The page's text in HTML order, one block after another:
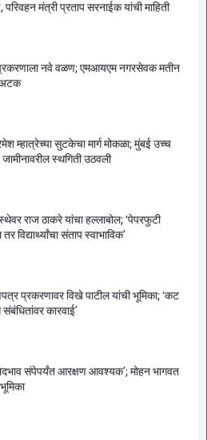
परिवहन मंत्री प्रताप सरनाईक यांची माहिती
नवे वळण; एमआयएम नगरसेवक मतीन
अटक
म्हात्रेच्या सुटकेचा मार्ग मोकळा; मुंबई उच्च
जामीनावरील स्थगिती उठवली
राज ठाकरे यांचा हल्लाबोल; ‘पेपरफुटी
विद्यार्थ्यांचा संताप स्वाभाविक’
प्रकरणावर विखे पाटील यांची भूमिका; ‘कट
कारवाई’
संपेपर्यंत आरक्षण आवश्यक’; मोहन भागवत